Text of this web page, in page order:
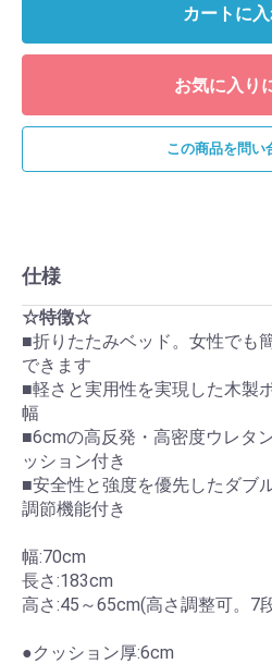
カートに
お気に入り
この商品を問い
仕様
☆特徴☆
■折りたたみベッド。女性でも
できます
■軽さと実用性を実現した木製
幅
■6cmの高反発・高密度ウレタ
ッション付き
■安全性と強度を優先したダブ
調節機能付き
幅:70cm
長さ:183cm
高さ:45～65cm(高さ調整可。7
●クッション厚:6cm